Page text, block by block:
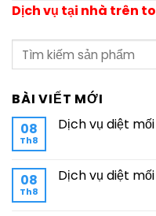
Dịch vụ tại nhà trên
BÀI VIẾT MỚI
08
Th8
Dịch vụ diệt
08
Th8
Dịch vụ diệt